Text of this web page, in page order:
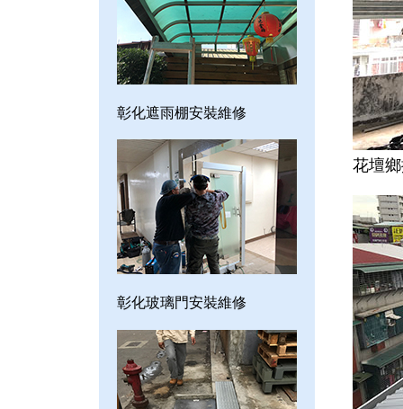
彰化遮雨棚安裝維修
彰化玻璃門安裝維修
花壇